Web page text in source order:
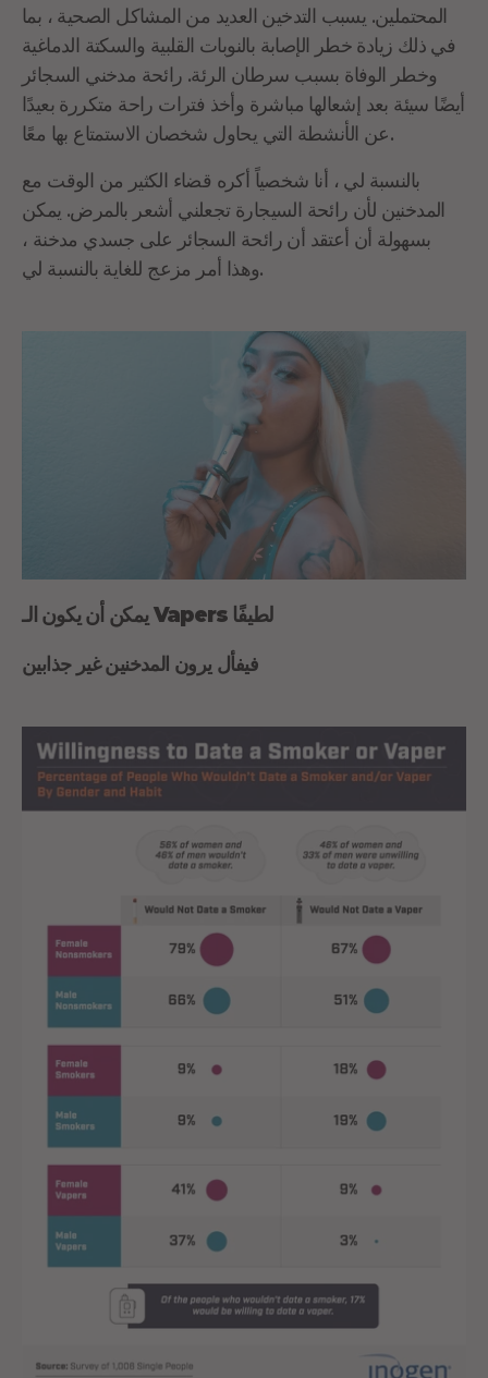
المحتملين. يسبب التدخين العديد من المشاكل الصحية ، بما
في ذلك زيادة خطر الإصابة بالنوبات القلبية والسكتة الدماغية
وخطر الوفاة بسبب سرطان الرئة. رائحة مدخني السجائر
أيضًا سيئة بعد إشعالها مباشرة وأخذ فترات راحة متكررة بعيدًا
عن الأنشطة التي يحاول شخصان الاستمتاع بها معًا.
بالنسبة لي ، أنا شخصياً أكره قضاء الكثير من الوقت مع
المدخنين لأن رائحة السيجارة تجعلني أشعر بالمرض. يمكن
بسهولة أن أعتقد أن رائحة السجائر على جسدي مدخنة ،
وهذا أمر مزعج للغاية بالنسبة لي.
يمكن أن يكون الـ Vapers لطيفًا
فيفأل يرون المدخنين غير جذابين